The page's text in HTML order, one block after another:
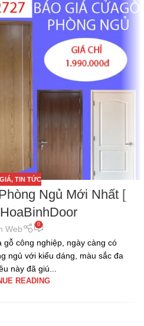
, TIN TỨC
Ngủ Mới Nhất [
Web 0
công nghiệp, ngày càng có
ngủ với kiểu dáng, màu sắc đa
này đã giú...
READING